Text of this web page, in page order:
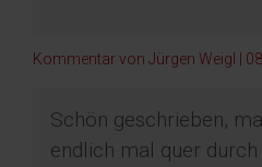
Kommentar von Jürgen Weigl |
Schön geschrieben,
endlich mal quer